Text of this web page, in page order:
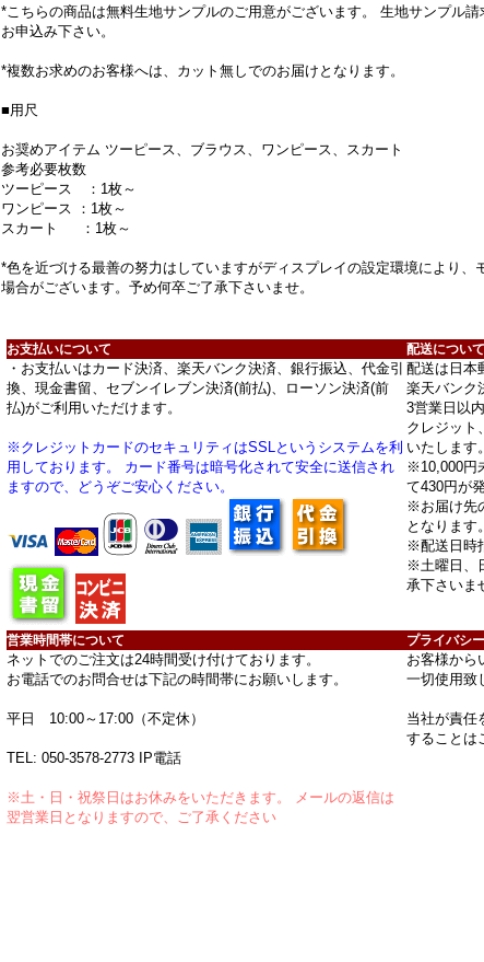
*こちらの商品は無料生地サンプルのご用意がございます。 生地サンプル
お申込み下さい。
*複数お求めのお客様へは、カット無しでのお届けとなります。
■用尺
お奨めアイテム ツーピース、ブラウス、ワンピース、スカート
参考必要枚数
ツーピース ：1枚～
ワンピース ：1枚～
スカート ：1枚～
*色を近づける最善の努力はしていますがディスプレイの設定環境により
場合がございます。予め何卒ご了承下さいませ。
お支払いについて 配送について
・お支払いはカード決済、楽天バンク決済、銀行振込、代金引
換、現金書留、セブンイレブン決済(前払)、ローソン決済(前
払)がご利用いただけます。
※クレジットカードのセキュリティはSSLというシステムを利
用しております。 カード番号は暗号化されて安全に送信され
ますので、どうぞご安心ください。
配送は日本
楽天バンク
3営業日以
クレジッ
いたします。
※10,000円
て430円が
※お届け先
となります。
※配送日時
※土曜日、
承下さいま
営業時間帯について プライバシ
ネットでのご注文は24時間受け付けております。
お電話でのお問合せは下記の時間帯にお願いします。
平日 10:00～17:00（不定休）
TEL: 050-3578-2773 IP電話
※土・日・祝祭日はお休みをいただきます。 メールの返信は
翌営業日となりますので、ご了承ください
お客様から
一切使用致
当社が責任
することは